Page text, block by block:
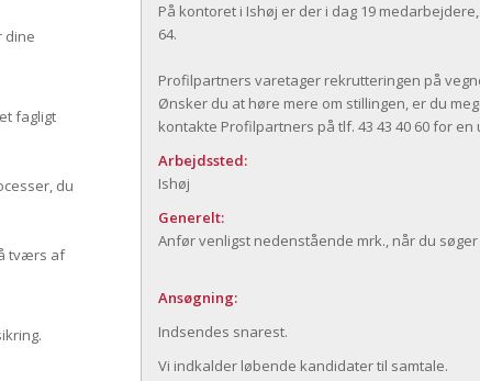
dine
fagligt
du
tværs af
På kontoret i Ishøj er der i dag 19
64.
Profilpartners varetager rekrutteringen på
Ønsker du at høre mere om stillingen, er du
kontakte Profilpartners på tlf. 43 43 40 60 for
Arbejdssted:
Ishøj
Generelt:
Anfør venligst nedenstående mrk., når du
Ansøgning:
Indsendes snarest.
Vi indkalder løbende kandidater til samtale.